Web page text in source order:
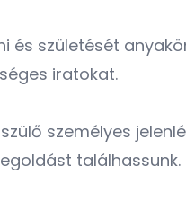
és születését
iratokat.
személyes
találhassunk.